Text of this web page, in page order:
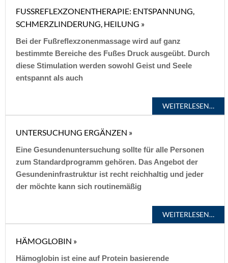
FUSSREFLEXZONENTHERAPIE: ENTSPANNUNG, S
CHMERZLINDERUNG, HEILUNG »
Bei der Fußreflexzonenmassage wird auf ganz
bestimmte Bereiche des Fußes Druck ausgeübt. Durch
diese Stimulation werden sowohl Geist und Seele
entspannt als auch
WEITERLESEN…
UNTERSUCHUNG ERGÄNZEN »
Eine Gesundenuntersuchung sollte für alle Personen
zum Standardprogramm gehören. Das Angebot der
Gesundeninfrastruktur ist recht reichhaltig und jeder
der möchte kann sich routinemäßig
WEITERLESEN…
HÄMOGLOBIN »
Hämoglobin ist eine auf Protein basierende